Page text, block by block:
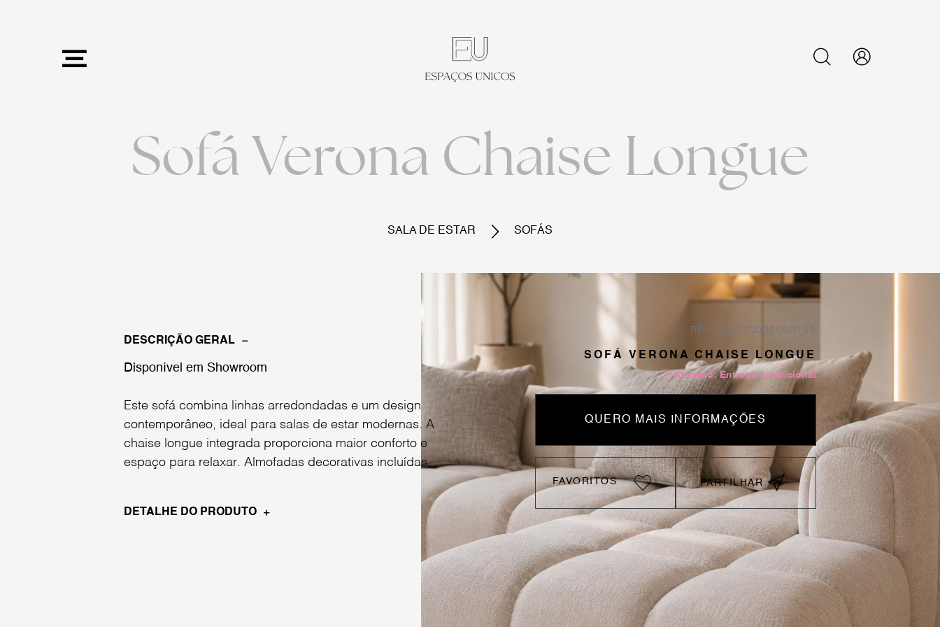
Sofá Verona Chaise Longue
SALA DE ESTAR SOFÁS
DESCRIÇÃO GERAL
Disponível em Showroom
Este sofá combina linhas arredondadas e um design
contemporâneo, ideal para salas de estar modernas. A
chaise longue integrada proporciona maior conforto e
espaço para relaxar. Almofadas decorativas incluídas.
DETALHE DO PRODUTO
REF.: 20250000000153
SOFÁ VERONA CHAISE LONGUE
Atenção: Entrega condicional
QUERO MAIS INFORMAÇÕES
FAVORITOS PARTILHAR